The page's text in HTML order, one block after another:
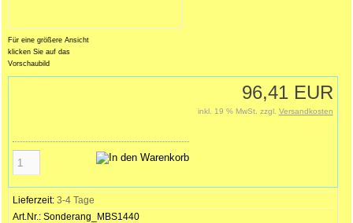
Für eine größere Ansicht
klicken Sie auf das
Vorschaubild
96,41 EUR
inkl. 19 % MwSt. zzgl. Versandkosten
Lieferzeit: 3-4 Tage
Art.Nr.: Sonderang_MBS1440